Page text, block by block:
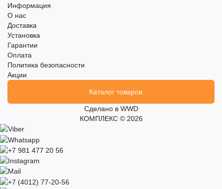
Информация
О нас
Доставка
Установка
Гарантии
Оплата
Политика безопасности
Акции
Каталог товаров
Сделано в WWD
КОМПЛЕКС © 2026